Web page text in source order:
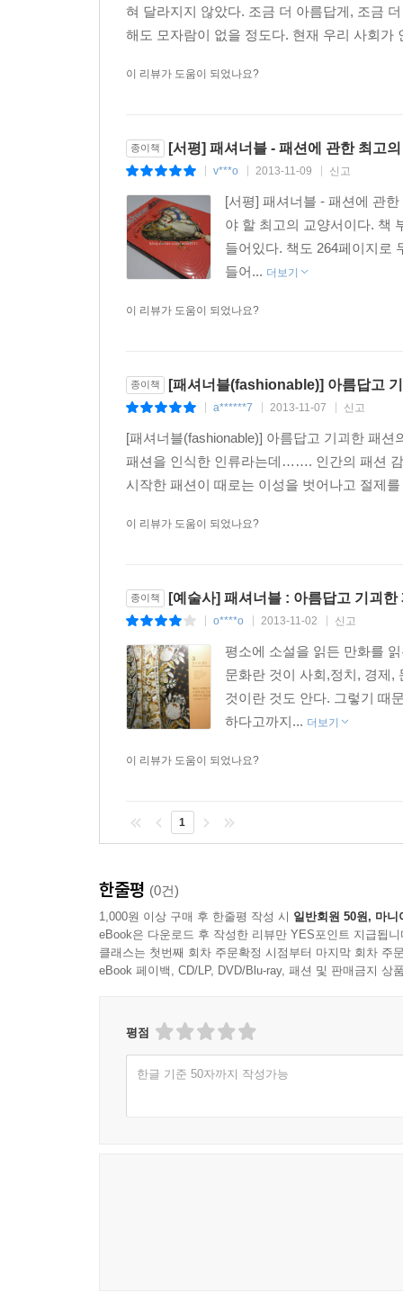
혀 달라지지 않았다. 조금 더 아름답게, 조금
해도 모자람이 없을 정도다. 현재 우리 사회
이 리뷰가 도움이 되었나요?
종이책 [서평] 패셔너블 - 패션에 관한 최고
v***o 2013-11-09 신고
[서평] 패셔너블 - 패션에 관
야 할 최고의 교양서이다. 책
들어있다. 책도 264페이지로
들어... 더보기
이 리뷰가 도움이 되었나요?
종이책 [패셔너블(fashionable)] 아름답고
a******7 2013-11-07 신고
[패셔너블(fashionable)] 아름답고 기괴한 패
패션을 인식한 인류라는데……. 인간의 패션
시작한 패션이 때로는 이성을 벗어나고 절제
이 리뷰가 도움이 되었나요?
종이책 [예술사] 패셔너블 : 아름답고 기괴한
o****o 2013-11-02 신고
평소에 소설을 읽든 만화를
문화란 것이 사회,정치, 경제,
것이란 것도 안다. 그렇기 때
하다고까지... 더보기
이 리뷰가 도움이 되었나요?
1
한줄평 (0건)
1,000원 이상 구매 후 한줄평 작성 시 일반회원 50원, 마니
eBook은 다운로드 후 작성한 리뷰만 YES포인트 지급됩니
클래스는 첫번째 회차 주문확정 시점부터 마지막 회차 주
eBook 페이백, CD/LP, DVD/Blu-ray, 패션 및 판매금지 상
평점
한글 기준 50자까지 작성가능